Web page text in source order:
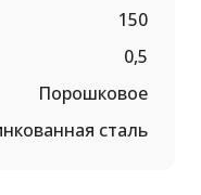
150
0,5
Порошковое
сталь